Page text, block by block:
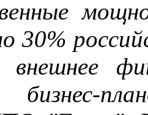
30%
внешнее
бизнес-